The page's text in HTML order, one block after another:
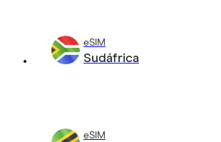
eSIM
Sudáfrica
eSIM